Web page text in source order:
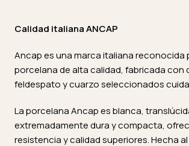
Calidad italiana ANCAP
Ancap es una marca italiana reconocida
porcelana de alta calidad, fabricada con
feldespato y cuarzo seleccionados
La porcelana Ancap es blanca,
extremadamente dura y compacta,
resistencia y calidad superiores. Hecha al